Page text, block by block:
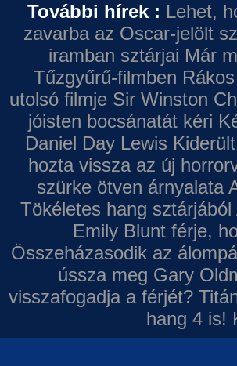
További hírek : Lehet,
zavarba az Oscar-jelölt
iramban sztárjai Már
Tűzgyűrű-filmben
utolsó filmje Sir Winston
jóisten bocsánatát kéri
Daniel Day Lewis
hozta vissza az új
szürke ötven árnyalata
Tökéletes hang sztárjából
Emily Blunt férje,
Összeházasodik az
ússza meg Gary
visszafogadja a férjét?
hang 4 is!